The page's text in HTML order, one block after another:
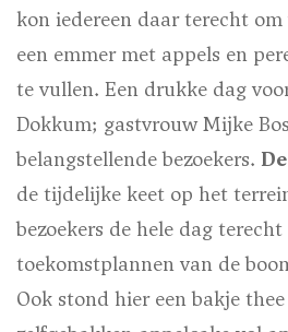
kon iedereen daar terecht
een emmer met appels en
te vullen. Een drukke dag
Dokkum; gastvrouw Mijke
belangstellende bezoekers.
de tijdelijke keet op het
bezoekers de hele dag
toekomstplannen van de
Ook stond hier een bakje